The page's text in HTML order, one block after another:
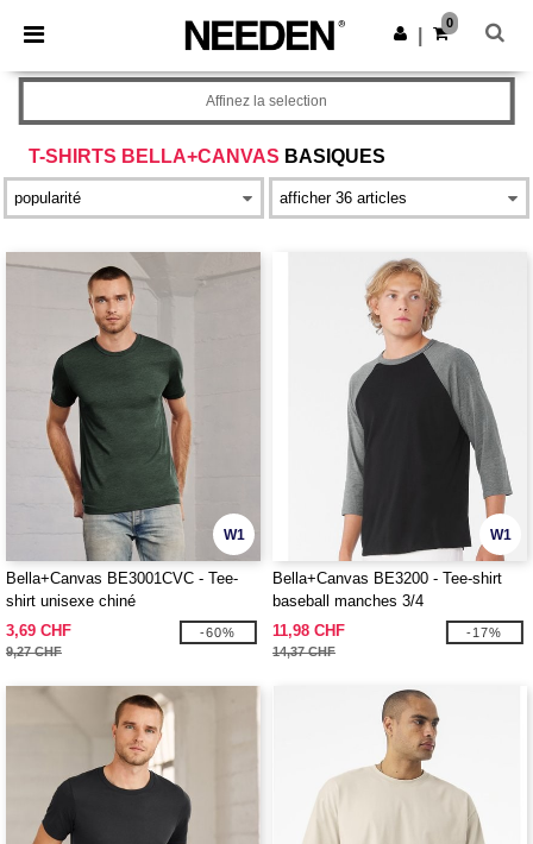
× Appli Needen
Meilleurs prix sur l’app !
Obtenir l'appli
0
T-SHIRTS BELLA+CANVAS BASIQUES
Affinez la selection
W1
Bella+Canvas BE3001CVC - Tee-
shirt unisexe chiné
3,69 CHF
9,27 CHF
-60%
W1
Bella+Canvas BE3200 - Tee-shirt
baseball manches 3/4
11,98 CHF
14,37 CHF
-17%